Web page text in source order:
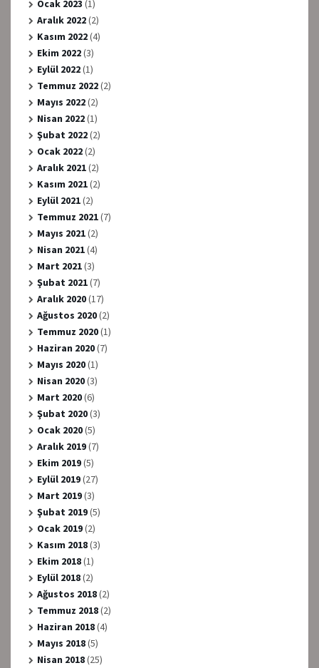
Ocak 2023 (1)
Aralık 2022(2)
Kasım 2022(4)
Ekim 2022(3)
Eylül 2022(1)
Temmuz 2022(2)
Mayıs 2022(2)
Nisan 2022(1)
Şubat 2022(2)
Ocak 2022(2)
Aralık 2021(2)
Kasım 2021(2)
Eylül 2021(2)
Temmuz 2021(7)
Mayıs 2021(2)
Nisan 2021(4)
Mart 2021(3)
Şubat 2021(7)
Aralık 2020(17)
Ağustos 2020(2)
Temmuz 2020(1)
Haziran 2020(7)
Mayıs 2020(1)
Nisan 2020(3)
Mart 2020(6)
Şubat 2020(3)
Ocak 2020(5)
Aralık 2019(7)
Ekim 2019(5)
Eylül 2019(27)
Mart 2019(3)
Şubat 2019(5)
Ocak 2019(2)
Kasım 2018(3)
Ekim 2018(1)
Eylül 2018(2)
Ağustos 2018(2)
Temmuz 2018(2)
Haziran 2018(4)
Mayıs 2018(5)
Nisan 2018(25)